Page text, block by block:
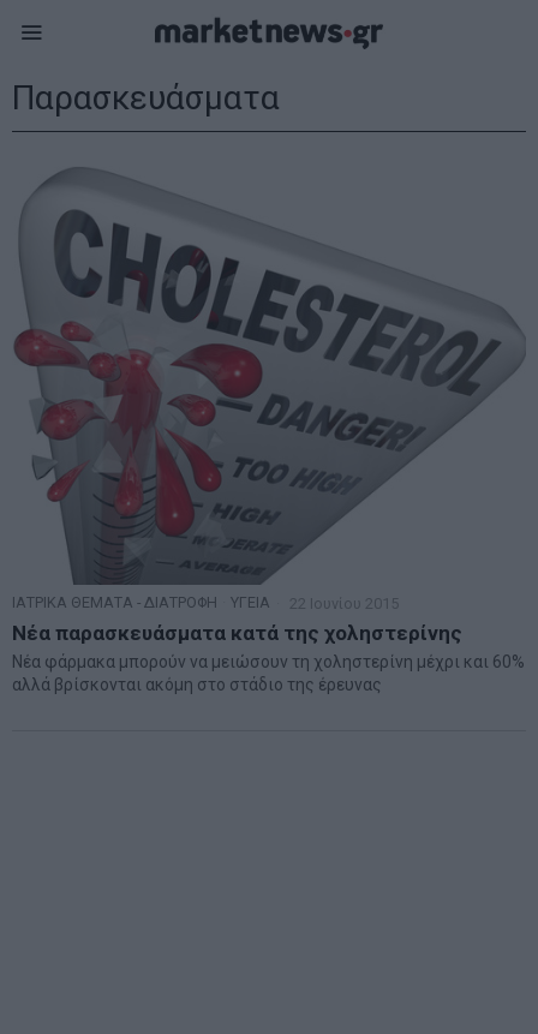
Παρασκευάσματα
ΙΑΤΡΙΚΑ ΘΕΜΑΤΑ - ΔΙΑΤΡΟΦΗ ΥΓΕΙΑ 22 Ιουνίου 2015
Νέα παρασκευάσματα κατά της χοληστερίνης
Νέα φάρμακα μπορούν να μειώσουν τη χοληστερίνη μέχρι και 60%
αλλά βρίσκονται ακόμη στο στάδιο της έρευνας